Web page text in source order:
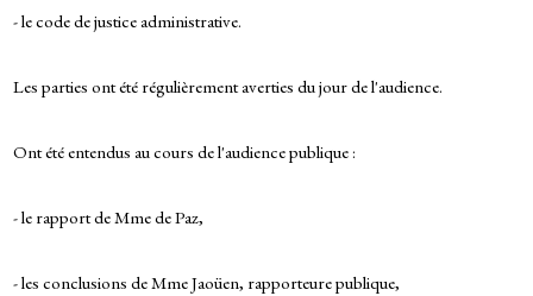
- le code de justice administrative.
Les parties ont été régulièrement averties du jour de l'audience.
Ont été entendus au cours de l'audience publique :
- le rapport de Mme de Paz,
- les conclusions de Mme Jaoüen, rapporteure publique,